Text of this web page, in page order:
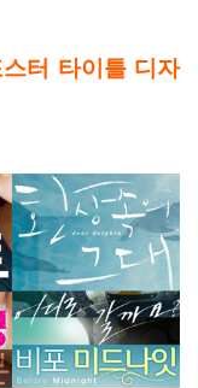
스터 타이틀 디자